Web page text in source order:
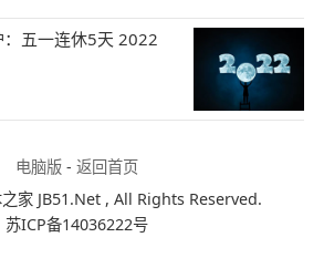
五一连休5天 2022
电脑版- 返回首页
家 JB51.Net , All Rights Reserved.
苏ICP备14036222号